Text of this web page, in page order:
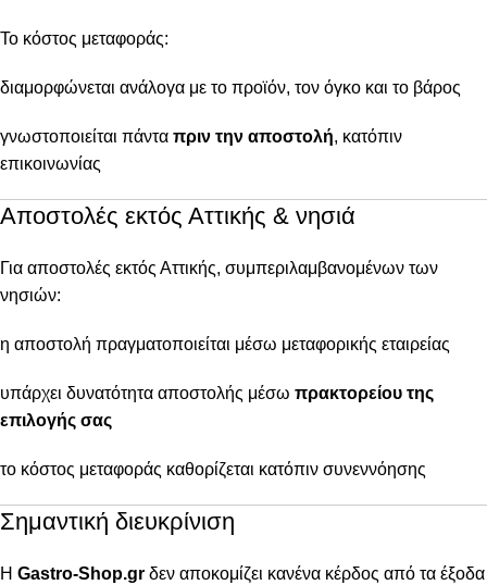
Το κόστος μεταφοράς:
διαμορφώνεται ανάλογα με το προϊόν, τον όγκο και το βάρος
γνωστοποιείται πάντα πριν την αποστολή, κατόπιν
επικοινωνίας
Αποστολές εκτός Αττικής & νησιά
Για αποστολές εκτός Αττικής, συμπεριλαμβανομένων των
νησιών:
η αποστολή πραγματοποιείται μέσω μεταφορικής εταιρείας
υπάρχει δυνατότητα αποστολής μέσω πρακτορείου της
επιλογής σας
το κόστος μεταφοράς καθορίζεται κατόπιν συνεννόησης
Σημαντική διευκρίνιση
Η Gastro-Shop.gr δεν αποκομίζει κανένα κέρδος από τα έξοδα